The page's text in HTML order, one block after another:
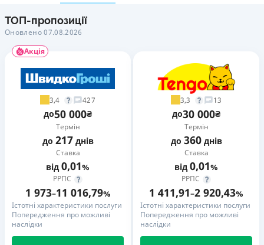
ТОП-пропозиції
Оновлено 07.08.2026
Акція
3,4 427
до50 000₴
Термін
до 217днів
Ставка
від 0,01%
РРПС
1 973–11 016,79%
Істотні характеристики послуги
Попередження про можливі
наслідки
3,3 13
до30 000₴
Термін
до 360днів
Ставка
від 0,01%
РРПС
1 411,91–2 920,43%
Істотні характеристики послуги
Попередження про можливі
наслідки